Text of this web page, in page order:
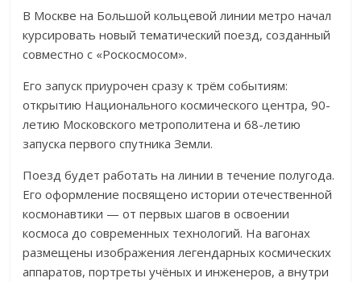
В Москве на Большой кольцевой линии метро начал
курсировать новый тематический поезд, созданный
совместно с «Роскосмосом».
Его запуск приурочен сразу к трём событиям:
открытию Национального космического центра, 90-
летию Московского метрополитена и 68-летию
запуска первого спутника Земли.
Поезд будет работать на линии в течение полугода.
Его оформление посвящено истории отечественной
космонавтики — от первых шагов в освоении
космоса до современных технологий. На вагонах
размещены изображения легендарных космических
аппаратов, портреты учёных и инженеров, а внутри